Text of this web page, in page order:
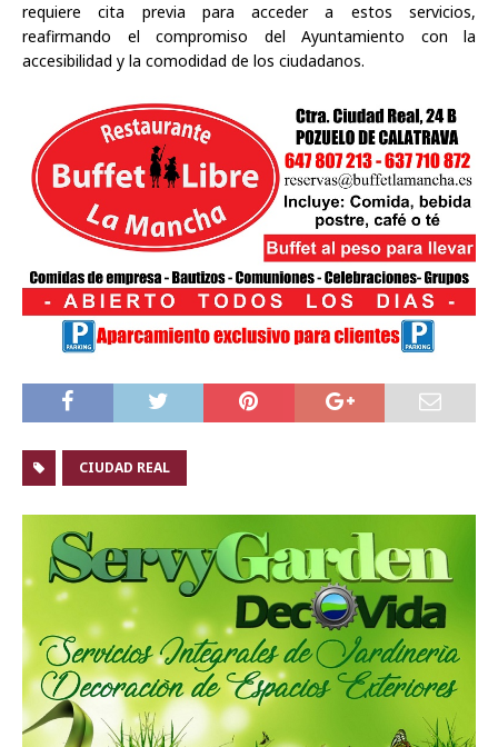
requiere cita previa para acceder a estos servicios,
reafirmando el compromiso del Ayuntamiento con la
accesibilidad y la comodidad de los ciudadanos.
CIUDAD REAL